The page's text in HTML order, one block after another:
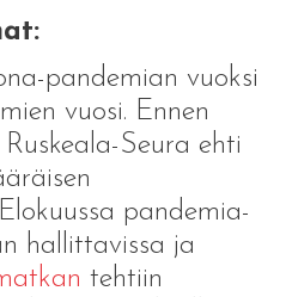
t:
pandemian vuoksi
vuosi. Ennen
Seura ehti
pandemia-
hallittavissa ja
tehtiin